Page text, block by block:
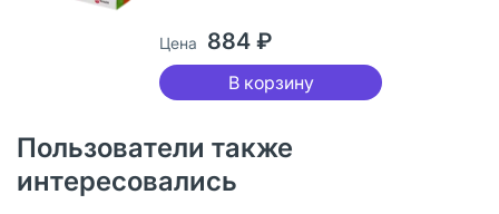
Цена 884 ₽
В корзину
Пользователи также
интересовались